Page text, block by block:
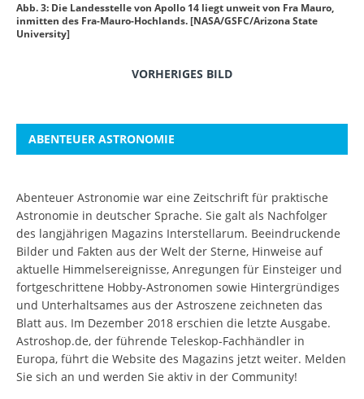
Abb. 3: Die Landesstelle von Apollo 14 liegt unweit von Fra Mauro,
inmitten des Fra-Mauro-Hochlands. [NASA/GSFC/Arizona State
University]
VORHERIGES BILD
ABENTEUER ASTRONOMIE
Abenteuer Astronomie war eine Zeitschrift für praktische
Astronomie in deutscher Sprache. Sie galt als Nachfolger
des langjährigen Magazins Interstellarum. Beeindruckende
Bilder und Fakten aus der Welt der Sterne, Hinweise auf
aktuelle Himmelsereignisse, Anregungen für Einsteiger und
fortgeschrittene Hobby-Astronomen sowie Hintergründiges
und Unterhaltsames aus der Astroszene zeichneten das
Blatt aus. Im Dezember 2018 erschien die letzte Ausgabe.
Astroshop.de, der führende Teleskop-Fachhändler in
Europa, führt die Website des Magazins jetzt weiter. Melden
Sie sich an und werden Sie aktiv in der Community!